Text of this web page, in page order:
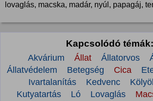
lovaglás, macska, madár, nyúl, papagáj,
Kapcsolódó témák:
Akvárium Állat Állatorvos
Állatvédelem
Betegség Cica
Ivartalanítás
Kedvenc
Kutyatartás
Ló Lovaglás